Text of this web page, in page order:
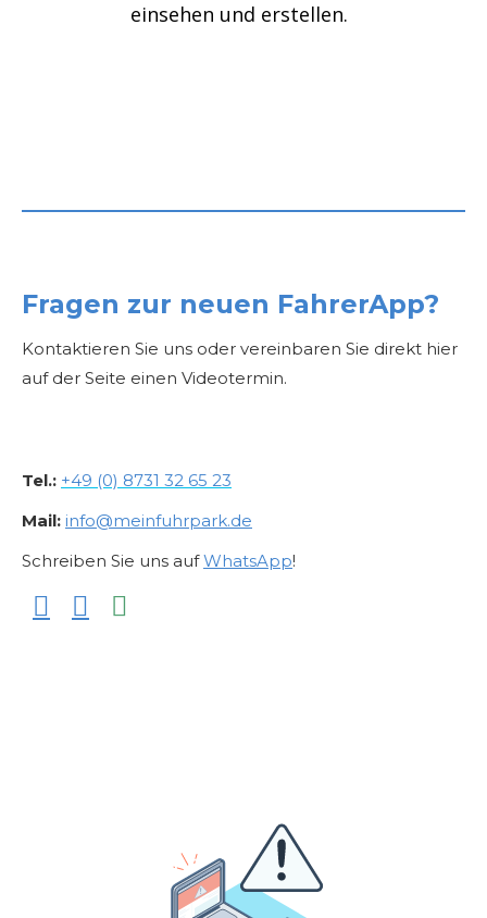
einsehen und erstellen.
Fragen zur neuen FahrerApp?
Kontaktieren Sie uns oder vereinbaren Sie direkt hier
auf der Seite einen Videotermin.
Tel.: +49 (0) 8731 32 65 23
Mail: info@meinfuhrpark.de
Schreiben Sie uns aufWhatsApp!